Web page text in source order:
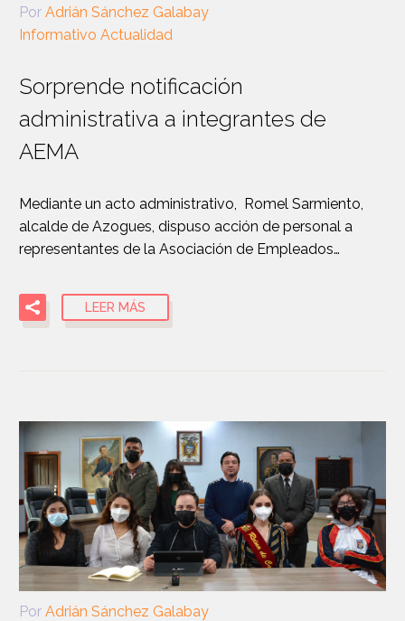
Por Adrián Sánchez Galabay
Informativo Actualidad
Sorprende notificación
administrativa a integrantes de
AEMA
Mediante un acto administrativo, Romel Sarmiento,
alcalde de Azogues, dispuso acción de personal a
representantes de la Asociación de Empleados…
LEER MÁS
Por Adrián Sánchez Galabay